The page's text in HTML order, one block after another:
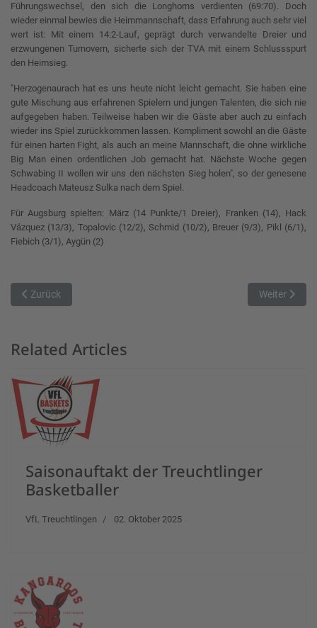
Führungswechsel, den sich die Longhorns verdienten (69:70). Doch
wieder einmal bewies die Heimmannschaft, dass Erfahrung auch sehr viel
wert ist: Mit einem 14:2-Lauf, geprägt durch verwandelte Dreier und
erzwungenen Turnovern, sicherte sich der TVA mit einem Schlussspurt
den Heimsieg.
"Herzogenaurach hat es uns heute nicht leicht gemacht. Sie haben eine
gute Mischung aus erfahrenen Spielern und jungen Talenten, die sich nie
aufgegeben haben. Teilweise haben wir die Gäste aber auch zu einfach
wieder ins Spiel zurückkommen lassen. Kompliment sowohl an die Gäste
für einen harten Fight, als auch an meine Mannschaft, die ohne wirkliche
Big Man einen ordentlichen Job gemacht hat. Nächste Woche gegen
Schwabing II wollen wir uns den nächsten Sieg holen", so der genesene
Headcoach Mateusz Sulka nach dem Spiel.
Für Augsburg spielten: März (14 Punkte/1 Dreier), Franken (14), Hack
Vázquez (13/3), Topalovic (12/2), Schmid (10/2), Breuer (9/3), Pikl (6/1),
Fiebich (3/1), Aygün (2)
Vorheriger Beitrag: Chiemgau Panthers bieten den „Fröschen“ die
Zurück Nächster
Weiter
Related Articles
Saisonauftakt der Treuchtlinger
Basketballer
VfL Treuchtlingen 02. Oktober 2025